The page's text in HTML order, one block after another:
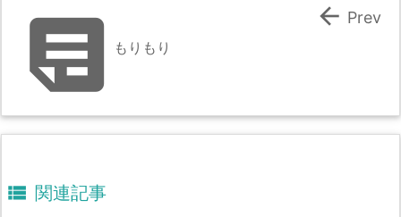
 もりもり
 Prev
 関連記事